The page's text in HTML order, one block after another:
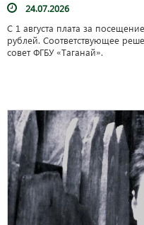
24.07.2026
С 1 августа плата за
рублей. Соответствующее
совет ФГБУ «Таганай».